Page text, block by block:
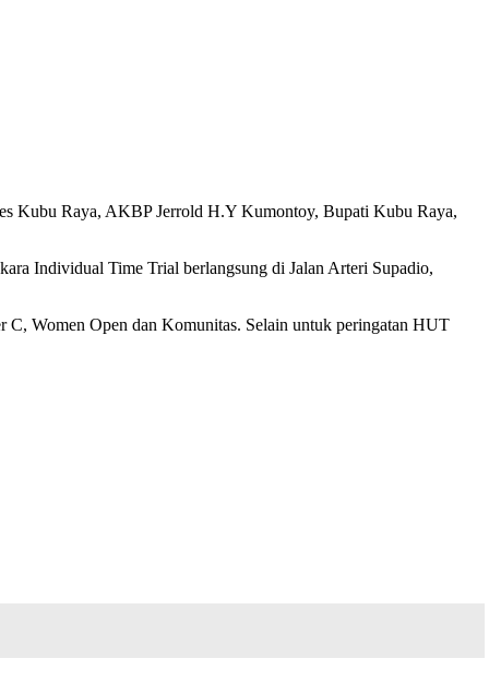
Kubu Raya, AKBP Jerrold H.Y Kumontoy, Bupati Kubu Raya,
Individual Time Trial berlangsung di Jalan Arteri Supadio,
Women Open dan Komunitas. Selain untuk peringatan HUT